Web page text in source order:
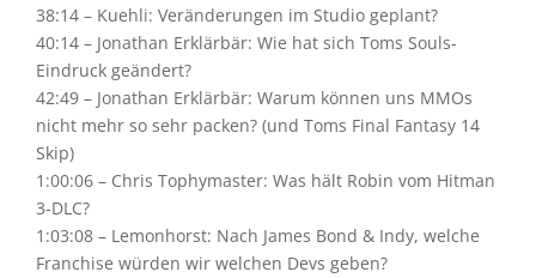
38:14 – Kuehli: Veränderungen im Studio geplant?
40:14 – Jonathan Erklärbär: Wie hat sich Toms Souls-
Eindruck geändert?
42:49 – Jonathan Erklärbär: Warum können uns MMOs
nicht mehr so sehr packen? (und Toms Final Fantasy 14
Skip)
1:00:06 – Chris Tophymaster: Was hält Robin vom Hitman
3-DLC?
1:03:08 – Lemonhorst: Nach James Bond & Indy, welche
Franchise würden wir welchen Devs geben?